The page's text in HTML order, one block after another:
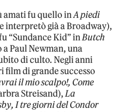
amati fu quello inA piedi
interpretò già a Broadway),
“Sundance Kid” inButch
Paul Newman, una
di culto. Negli anni
di grande successo
il mio scalpo!, Come
Streisand),La
I tre giorni del Condor